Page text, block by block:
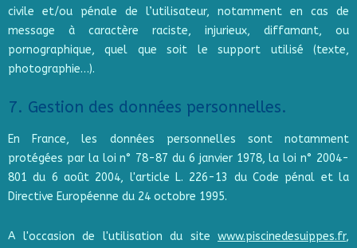
civile et/ou pénale de l’utilisateur, notamment en cas de
message à caractère raciste, injurieux, diffamant, ou
pornographique, quel que soit le support utilisé (texte,
photographie…).
7. Gestion des données personnelles.
En France, les données personnelles sont notamment
protégées par la loi n° 78-87 du 6 janvier 1978, la loi n° 2004-
801 du 6 août 2004, l'article L. 226-13 du Code pénal et la
Directive Européenne du 24 octobre 1995.
A l'occasion de l'utilisation du site www.piscinedesuippes.fr,